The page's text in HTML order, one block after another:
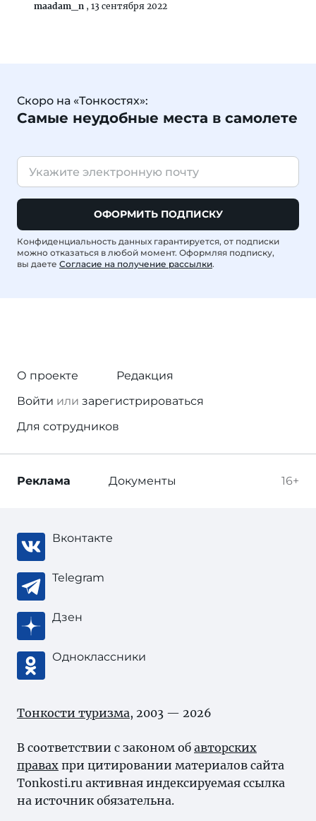
maadam_n , 13 сентября 2022
Скоро на «Тонкостях»:
Самые неудобные места в самолете
ОФОРМИТЬ ПОДПИСКУ
Конфиденциальность данных гарантируется, от подписки
можно отказаться в любой момент. Оформляя подписку,
вы даете Согласие на получение рассылки.
О проекте
Редакция
Войти или зарегистрироваться
Для сотрудников
16+
Реклама Документы
Вконтакте
Telegram
Дзен
Одноклассники
Тонкости туризма, 2003 — 2026
В соответствии с законом об авторских
правах при цитировании материалов сайта
Tonkosti.ru активная индексируемая ссылка
на источник обязательна.